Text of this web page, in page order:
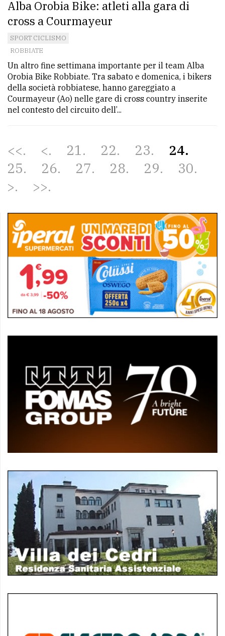
Alba Orobia Bike: atleti alla gara di
cross a Courmayeur
SPORT CICLISMO
ROBBIATE
Un altro fine settimana importante per il team Alba
Orobia Bike Robbiate. Tra sabato e domenica, i bikers
della società robbiatese, hanno gareggiato a
Courmayeur (Ao) nelle gare di cross country inserite
nel contesto del circuito dell’...
<< < 21 22 23
24
25
26 27 28 29
30
>
>>